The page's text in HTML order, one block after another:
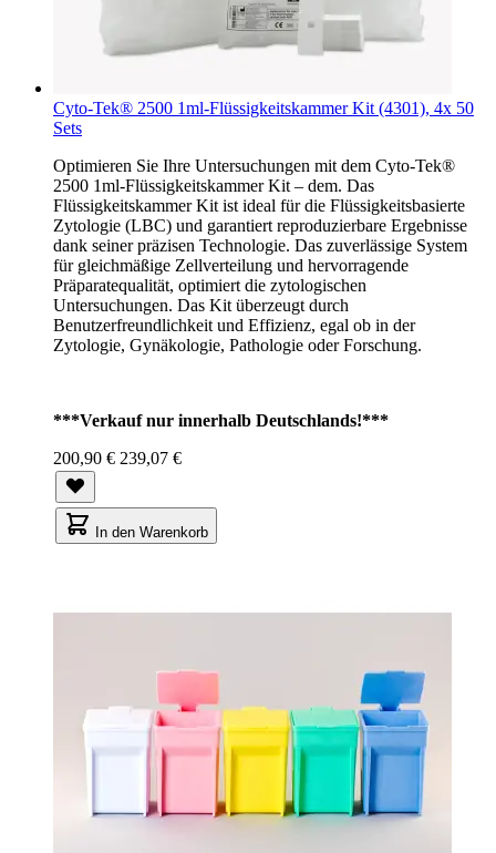
Cyto-Tek® 2500 1ml-Flüssigkeitskammer Kit (4301), 4x 50
Sets
Optimieren Sie Ihre Untersuchungen mit dem Cyto-Tek®
2500 1ml-Flüssigkeitskammer Kit – dem. Das
Flüssigkeitskammer Kit ist ideal für die Flüssigkeitsbasierte
Zytologie (LBC) und garantiert reproduzierbare Ergebnisse
dank seiner präzisen Technologie. Das zuverlässige System
für gleichmäßige Zellverteilung und hervorragende
Präparatequalität, optimiert die zytologischen
Untersuchungen. Das Kit überzeugt durch
Benutzerfreundlichkeit und Effizienz, egal ob in der
Zytologie, Gynäkologie, Pathologie oder Forschung.
***Verkauf nur innerhalb Deutschlands!***
200,90 € 239,07 €
In den Warenkorb